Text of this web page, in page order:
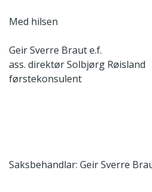
Med hilsen
Geir Sverre Braut e.f.
ass. direktørSolbjørg Røisland
førstekonsulent
Saksbehandlar: Geir Sverre